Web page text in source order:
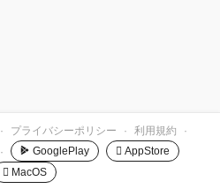
· プライバシーポリシー · 利用規約
·
· GooglePlay
 AppStore
 MacOS